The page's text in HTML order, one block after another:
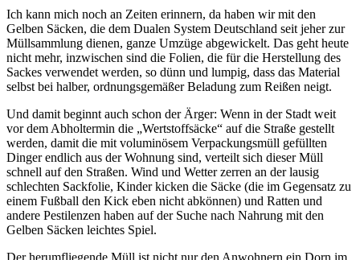
Ich kann mich noch an Zeiten erinnern, da haben wir mit den
Gelben Säcken, die dem Dualen System Deutschland seit jeher zur
Müllsammlung dienen, ganze Umzüge abgewickelt. Das geht heute
nicht mehr, inzwischen sind die Folien, die für die Herstellung des
Sackes verwendet werden, so dünn und lumpig, dass das Material
selbst bei halber, ordnungsgemäßer Beladung zum Reißen neigt.
Und damit beginnt auch schon der Ärger: Wenn in der Stadt weit
vor dem Abholtermin die „Wertstoffsäcke“ auf die Straße gestellt
werden, damit die mit voluminösem Verpackungsmüll gefüllten
Dinger endlich aus der Wohnung sind, verteilt sich dieser Müll
schnell auf den Straßen. Wind und Wetter zerren an der lausig
schlechten Sackfolie, Kinder kicken die Säcke (die im Gegensatz zu
einem Fußball den Kick eben nicht abkönnen) und Ratten und
andere Pestilenzen haben auf der Suche nach Nahrung mit den
Gelben Säcken leichtes Spiel.
Der herumfliegende Müll ist nicht nur den Anwohnern ein Dorn im